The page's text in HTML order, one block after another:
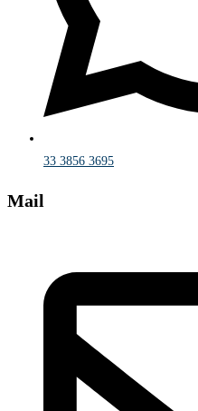
33 3856 3695
Mail